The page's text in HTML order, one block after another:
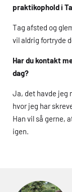
praktikophold i
Tag afsted og
vil aldrig fortryde
Har du kontakt
dag?
Ja, det havde jeg
hvor jeg har
Han vil så gerne,
igen.